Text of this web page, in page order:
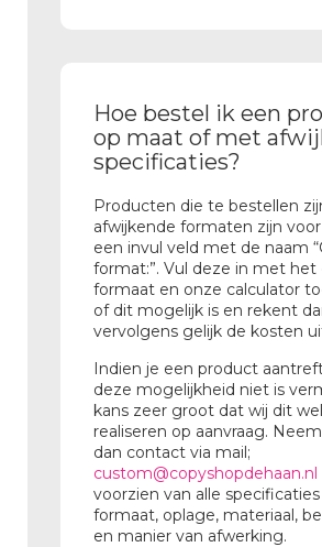
Hoe bestel ik een
op maat of met
specificaties?
Producten die te bestellen
afwijkende formaten zijn
een invul veld met de naam
format:”. Vul deze in met
formaat en onze calculator
of dit mogelijk is en rekent
vervolgens gelijk de kosten
Indien je een product
deze mogelijkheid niet is
kans zeer groot dat wij dit
realiseren op aanvraag.
dan contact via mail;
custom@copyshopdehaan.nl
voorzien van alle
formaat, oplage, materiaal,
en manier van afwerking.